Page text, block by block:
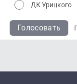
ДК Урицкого
Голосовать